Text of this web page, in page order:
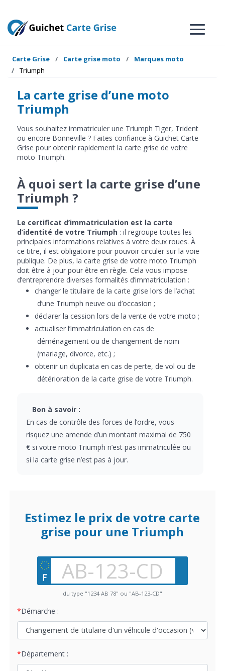
Carte Grise Carte grise moto
Marques moto
Triumph
La carte grise d’une moto
Triumph
Vous souhaitez immatriculer une Triumph Tiger, Trident
ou encore Bonneville ? Faites confiance à Guichet Carte
Grise pour obtenir rapidement la carte grise de votre
moto Triumph.
À quoi sert la carte grise d’une
Triumph ?
Le certificat d’immatriculation est la carte
d’identité de votre Triumph: il regroupe toutes les
principales informations relatives à votre deux roues. À
ce titre, il est obligatoire pour pouvoir circuler sur la voie
publique. De plus, la carte grise de votre moto Triumph
doit être à jour pour être en règle. Cela vous impose
d’entreprendre diverses formalités d’immatriculation :
changer le titulaire de la carte grise lors de l’achat
d’une Triumph neuve ou d’occasion ;
déclarer la cession lors de la vente de votre moto ;
actualiser l’immatriculation en cas de
déménagement ou de changement de nom
(mariage, divorce, etc.) ;
obtenir un duplicata en cas de perte, de vol ou de
détérioration de la carte grise de votre Triumph.
Bon à savoir :
En cas de contrôle des forces de l’ordre, vous
risquez une amende d’un montant maximal de 750
€ si votre moto Triumph n’est pas immatriculée ou
si la carte grise n’est pas à jour.
Estimez le prix de votre carte
grise pour une Triumph
du type "1234 AB 78" ou "AB-123-CD"
Démarche :
Département :